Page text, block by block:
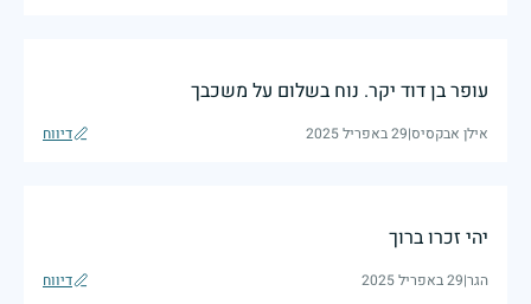
עופר בן דוד יקר. נוח בשלום על משכבך
אילן אבקסיס|29 באפריל 2025 דיווח
יהי זכרו ברוך
הגר|29 באפריל 2025 דיווח